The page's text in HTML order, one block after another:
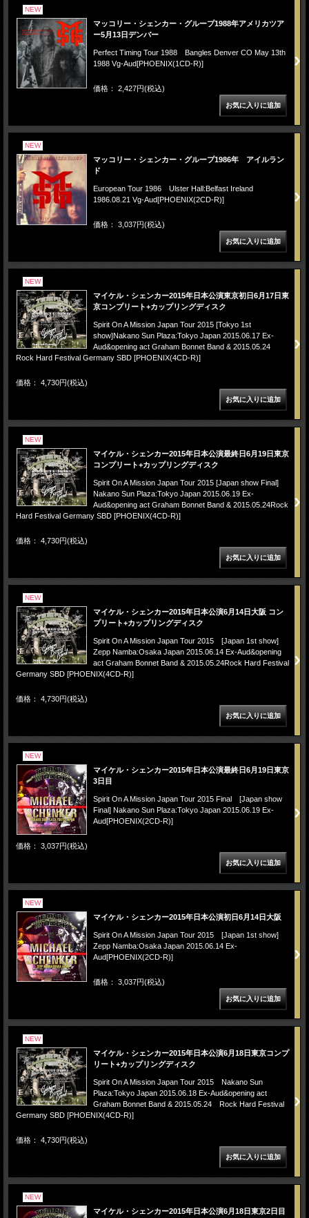
NEW
マッコリー・シェンカー・グループ1988年アメリカツア
ー5月13日デンバー
Perfect Timing Tour 1988 Bangles Denver CO May 13th
1988 Vg-Aud[PHOENIX(1CD-R)]
価格： 2,427円(税込)
NEW
マッコリー・シェンカー・グループ1986年 アイルラン
ド
European Tour 1986 Ulster Hall:Belfast Ireland
1986.08.21 Vg-Aud[PHOENIX(2CD-R)]
価格： 3,037円(税込)
NEW
マイケル・シェンカー2015年日本公演東京初日6月17日東
京コンプリート+カップリングディスク
Spirit On A Mission Japan Tour 2015 [Tokyo 1st
show]Nakano Sun Plaza:Tokyo Japan 2015.06.17 Ex-
Aud&opening act Graham Bonnet Band & 2015.05.24
Rock Hard Festival Germany SBD [PHOENIX(4CD-R)]
価格： 4,730円(税込)
NEW
マイケル・シェンカー2015年日本公演最終日6月19日東京
コンプリート+カップリングディスク
Spirit On A Mission Japan Tour 2015 [Japan show Final]
Nakano Sun Plaza:Tokyo Japan 2015.06.19 Ex-
Aud&opening act Graham Bonnet Band & 2015.05.24Rock
Hard Festival Germany SBD [PHOENIX(4CD-R)]
価格： 4,730円(税込)
NEW
マイケル・シェンカー2015年日本公演6月14日大阪 コン
プリート+カップリングディスク
Spirit On A Mission Japan Tour 2015 [Japan 1st show]
Zepp Namba:Osaka Japan 2015.06.14 Ex-Aud&opening
act Graham Bonnet Band & 2015.05.24Rock Hard Festival
Germany SBD [PHOENIX(4CD-R)]
価格： 4,730円(税込)
NEW
マイケル・シェンカー2015年日本公演最終日6月19日東京
3日目
Spirit On A Mission Japan Tour 2015 Final [Japan show
Final] Nakano Sun Plaza:Tokyo Japan 2015.06.19 Ex-
Aud[PHOENIX(2CD-R)]
価格： 3,037円(税込)
NEW
マイケル・シェンカー2015年日本公演初日6月14日大阪
Spirit On A Mission Japan Tour 2015 [Japan 1st show]
Zepp Namba:Osaka Japan 2015.06.14 Ex-
Aud[PHOENIX(2CD-R)]
価格： 3,037円(税込)
NEW
マイケル・シェンカー2015年日本公演6月18日東京コンプ
リート+カップリングディスク
Spirit On A Mission Japan Tour 2015 Nakano Sun
Plaza:Tokyo Japan 2015.06.18 Ex-Aud&opening act
Graham Bonnet Band & 2015.05.24 Rock Hard Festival
Germany SBD [PHOENIX(4CD-R)]
価格： 4,730円(税込)
NEW
マイケル・シェンカー2015年日本公演6月18日東京2日目